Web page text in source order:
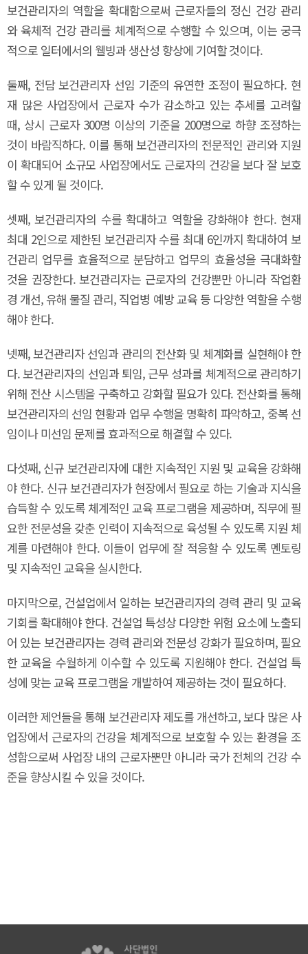
보건관리자의 역할을 확대함으로써 근로자들의 정신 건강 관리
와 육체적 건강 관리를 체계적으로 수행할 수 있으며, 이는 궁극
적으로 일터에서의 웰빙과 생산성 향상에 기여할 것이다.
둘째, 전담 보건관리자 선임 기준의 유연한 조정이 필요하다. 현
재 많은 사업장에서 근로자 수가 감소하고 있는 추세를 고려할
때, 상시 근로자 300명 이상의 기준을 200명으로 하향 조정하는
것이 바람직하다. 이를 통해 보건관리자의 전문적인 관리와 지원
이 확대되어 소규모 사업장에서도 근로자의 건강을 보다 잘 보호
할 수 있게 될 것이다.
셋째, 보건관리자의 수를 확대하고 역할을 강화해야 한다. 현재
최대 2인으로 제한된 보건관리자 수를 최대 6인까지 확대하여 보
건관리 업무를 효율적으로 분담하고 업무의 효율성을 극대화할
것을 권장한다. 보건관리자는 근로자의 건강뿐만 아니라 작업환
경 개선, 유해 물질 관리, 직업병 예방 교육 등 다양한 역할을 수행
해야 한다.
넷째, 보건관리자 선임과 관리의 전산화 및 체계화를 실현해야 한
다. 보건관리자의 선임과 퇴임, 근무 성과를 체계적으로 관리하기
위해 전산 시스템을 구축하고 강화할 필요가 있다. 전산화를 통해
보건관리자의 선임 현황과 업무 수행을 명확히 파악하고, 중복 선
임이나 미선임 문제를 효과적으로 해결할 수 있다.
다섯째, 신규 보건관리자에 대한 지속적인 지원 및 교육을 강화해
야 한다. 신규 보건관리자가 현장에서 필요로 하는 기술과 지식을
습득할 수 있도록 체계적인 교육 프로그램을 제공하며, 직무에 필
요한 전문성을 갖춘 인력이 지속적으로 육성될 수 있도록 지원 체
계를 마련해야 한다. 이들이 업무에 잘 적응할 수 있도록 멘토링
및 지속적인 교육을 실시한다.
마지막으로, 건설업에서 일하는 보건관리자의 경력 관리 및 교육
기회를 확대해야 한다. 건설업 특성상 다양한 위험 요소에 노출되
어 있는 보건관리자는 경력 관리와 전문성 강화가 필요하며, 필요
한 교육을 수월하게 이수할 수 있도록 지원해야 한다. 건설업 특
성에 맞는 교육 프로그램을 개발하여 제공하는 것이 필요하다.
이러한 제언들을 통해 보건관리자 제도를 개선하고, 보다 많은 사
업장에서 근로자의 건강을 체계적으로 보호할 수 있는 환경을 조
성함으로써 사업장 내의 근로자뿐만 아니라 국가 전체의 건강 수
준을 향상시킬 수 있을 것이다.